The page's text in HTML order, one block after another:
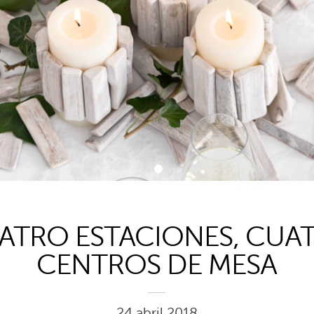
1
ESTACIONES,
CENTROS DE MESA